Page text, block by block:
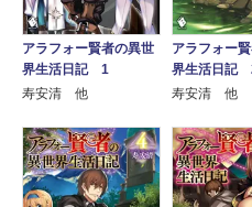
アラフォー賢者の異世
界生活日記 1
寿安清 他
アラフォー
界生活日記
寿安清 他